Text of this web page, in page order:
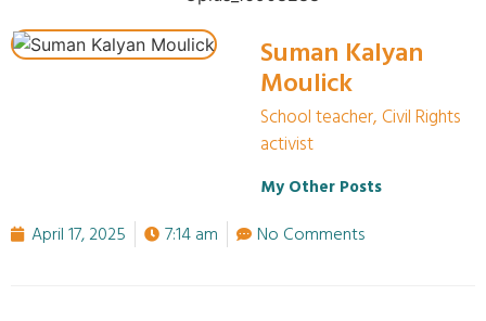
Suman Kalyan
Moulick
School teacher, Civil Rights
activist
My Other Posts
April 17, 2025 7:14 am No Comments